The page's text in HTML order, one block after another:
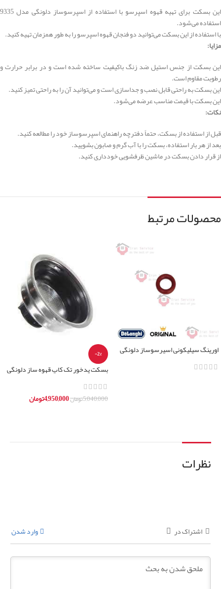
این بسکت برای تهیه قهوه اسپرسو با استفاده از اسپرسوساز دلونگی مدل 9335
استفاده می‌شود.
با استفاده از این بسکت می‌توانید دو فنجان قهوه اسپرسو را به طور همزمان تهیه کنید.
مزایا:
این بسکت از جنس استیل ضد زنگ باکیفیت ساخته شده است و در برابر حرارت و
رطوبت مقاوم است.
این بسکت به راحتی قابل نصب و جداسازی است و می‌توانید آن را به راحتی تمیز کنید.
این بسکت با قیمت مناسب عرضه می‌شود.
نکات:
قبل از استفاده از بسکت، حتماً دفترچه راهنمای اسپرسوساز خود را مطالعه کنید.
بعد از هر بار استفاده، بسکت را با آب گرم و صابون بشویید.
از قرار دادن بسکت در ماشین ظرفشویی خودداری کنید.
محصولات مرتبط
اورینگ سیلیکونی اسپرسوساز دلونگی
تمامی مدل ها
-2%
بسکت پدخور تک کاپ قهوه ساز دلونگی
مدل bco
5,040,000تومان4,950,000تومان
نظرات
اشتراک در وارد شدن